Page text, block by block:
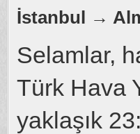
İstanbul →
Selamlar,
Türk Hava
yaklaşık